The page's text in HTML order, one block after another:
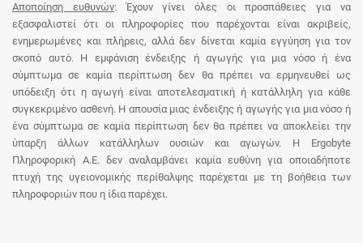
Αποποίηση ευθυνών: Έχουν γίνει όλες οι προσπάθειες για να
εξασφαλιστεί ότι οι πληροφορίες που παρέχονται είναι ακριβείς,
ενημερωμένες και πλήρεις, αλλά δεν δίνεται καμία εγγύηση για τον
σκοπό αυτό. Η εμφάνιση ένδειξης ή αγωγής για μια νόσο ή ένα
σύμπτωμα σε καμία περίπτωση δεν θα πρέπει να ερμηνευθεί ως
υπόδειξη ότι η αγωγή είναι αποτελεσματική ή κατάλληλη για κάθε
συγκεκριμένο ασθενή. Η απουσία μιας ένδειξης ή αγωγής για μια νόσο ή
ένα σύμπτωμα σε καμία περίπτωση δεν θα πρέπει να αποκλείει την
ύπαρξη άλλων κατάλληλων ουσιών και αγωγών. Η Ergobyte
Πληροφορική Α.Ε. δεν αναλαμβάνει καμία ευθύνη για οποιαδήποτε
πτυχή της υγειονομικής περίθαλψης παρέχεται με τη βοήθεια των
πληροφοριών που η ίδια παρέχει.